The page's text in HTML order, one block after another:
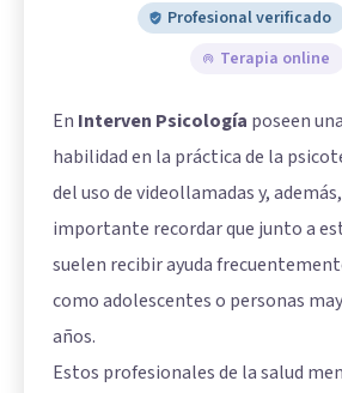
Profesional verificado
Terapia online
En Interven Psicología poseen
habilidad en la práctica de la
del uso de videollamadas y,
importante recordar que junto a
suelen recibir ayuda
como adolescentes o personas
años.
Estos profesionales de la salud